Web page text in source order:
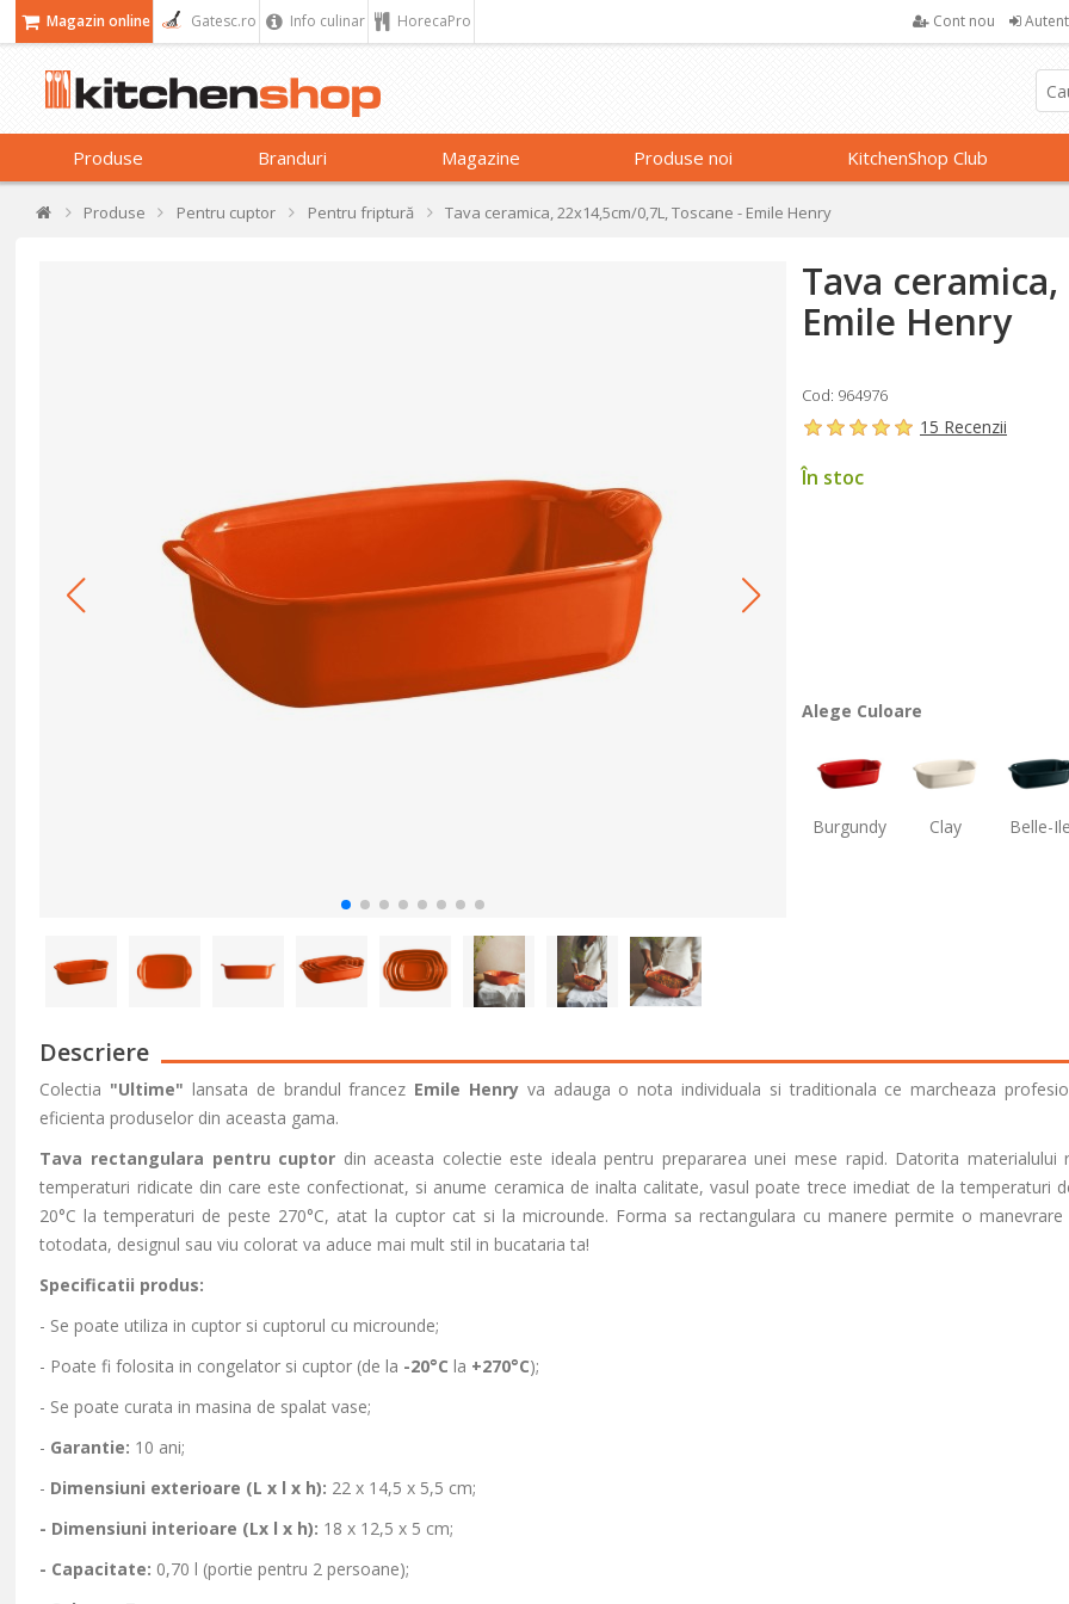
Magazin online Gatesc.ro Info culinar HorecaPro Cont nou
Produse Branduri Magazine Produse noi KitchenShop Club
Produse Pentru cuptor Pentru friptură Tava ceramica, 22x14,5cm/0,7L, Toscane - Emile Henry
Tava
Emile Henry
Cod: 964976
15 Recenzii
În stoc
Alege Culoare
Burgundy Clay Belle-
Descriere
Colectia "Ultime" lansata de brandul francez Emile Henry va adauga o nota individuala si traditionala ce marcheaza
eficienta produselor din aceasta gama.
Tava rectangulara pentru cuptor din aceasta colectie este ideala pentru prepararea unei mese rapid. Datorita materialului
temperaturi ridicate din care este confectionat, si anume ceramica de inalta calitate, vasul poate trece imediat de la temperaturi
20°C la temperaturi de peste 270°C, atat la cuptor cat si la microunde. Forma sa rectangulara cu manere permite o manevrare
totodata, designul sau viu colorat va aduce mai mult stil in bucataria ta!
Specificatii produs:
- Se poate utiliza in cuptor si cuptorul cu microunde;
- Poate fi folosita in congelator si cuptor (de la -20°C la +270°C);
- Se poate curata in masina de spalat vase;
- Garantie: 10 ani;
- Dimensiuni exterioare (L x l x h): 22 x 14,5 x 5,5 cm;
- Dimensiuni interioare (Lx l x h): 18 x 12,5 x 5 cm;
- Capacitate: 0,70 l (portie pentru 2 persoane);